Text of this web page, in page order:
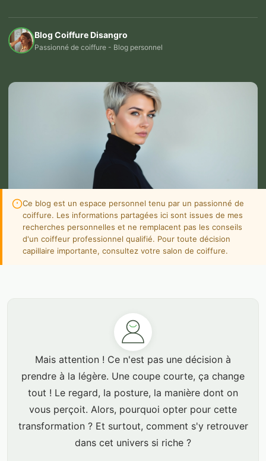
Blog Coiffure Disangro
Passionné de coiffure - Blog personnel
Ce blog est un espace personnel tenu par un passionné de
coiffure. Les informations partagées ici sont issues de mes
recherches personnelles et ne remplacent pas les conseils
d'un coiffeur professionnel qualifié. Pour toute décision
capillaire importante, consultez votre salon de coiffure.
Mais attention ! Ce n'est pas une décision à
prendre à la légère. Une coupe courte, ça change
tout ! Le regard, la posture, la manière dont on
vous perçoit. Alors, pourquoi opter pour cette
transformation ? Et surtout, comment s'y retrouver
dans cet univers si riche ?